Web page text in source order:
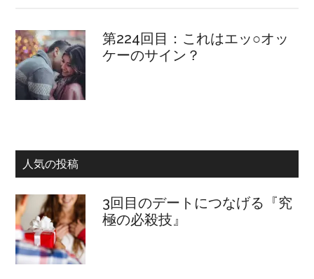
第224回目：これはエッ○オッ
ケーのサイン？
人気の投稿
3回目のデートにつなげる『究
極の必殺技』